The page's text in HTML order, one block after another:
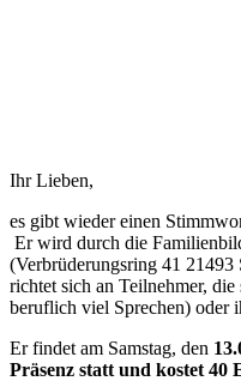
Ihr Lieben,
es gibt wieder einen
Er wird durch die
(Verbrüderungsring 41
richtet sich an Teilnehmer,
beruflich viel Sprechen) oder
Er findet am Samstag, den
Präsenz statt und kostet 40